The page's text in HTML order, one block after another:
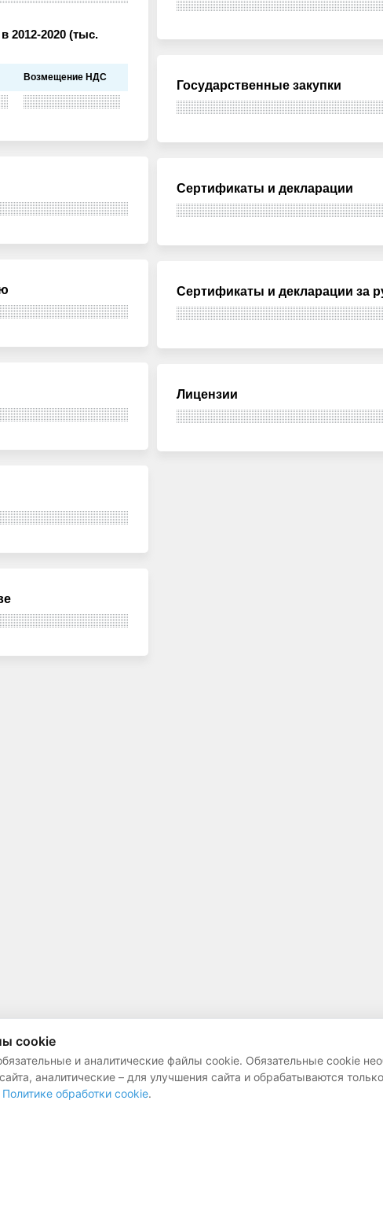
2012-2020 (тыс.
Возмещение НДС
Государственные закупки
Сертификаты и декларации
Сертификаты и декларации за
Лицензии
cookie
и аналитические файлы cookie. Обязательные cookie
аналитические – для улучшения сайта и обрабатываются
Политике обработки cookie.